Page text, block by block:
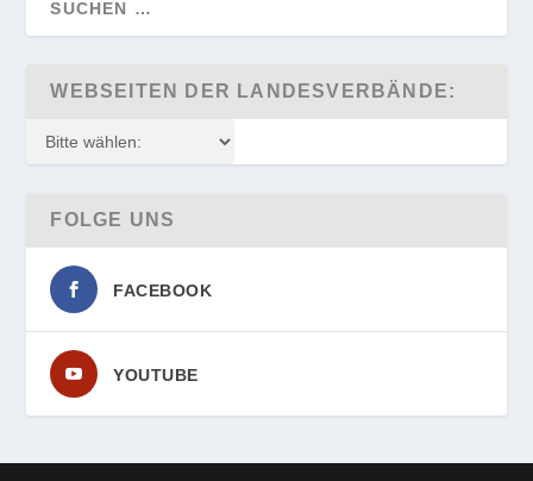
WEBSEITEN DER LANDESVERBÄNDE:
FOLGE UNS
FACEBOOK
YOUTUBE